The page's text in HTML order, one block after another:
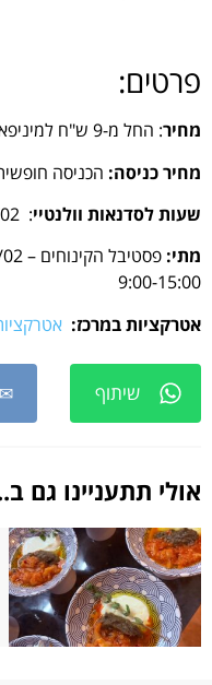
פרטים:
מחיר: החל מ-9 ש"ח למיניפאנקייקס ועד 230 ש"ח למארזי קינוחים
מחיר כניסה: הכניסה
שעות לסדנאות וולנטיי: 12/02 בין השעות 16:30-18:15
מתי:
9:00-15:00
אטרקציות במרכז:
שיתוף ✉
אולי תתעניינו גם